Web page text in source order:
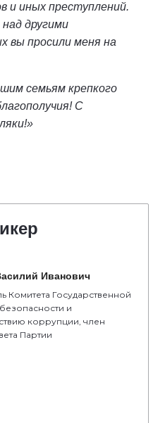
и иных преступлений.
другими
вы просили меня на
семьям крепкого
С
Иванович
Комитета Государственной
и
коррупции, член
Партии